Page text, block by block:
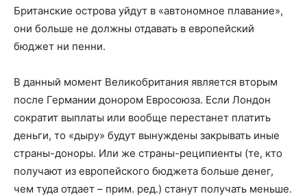
Британские острова уйдут в «автономное плавание»,
они больше не должны отдавать в европейский
бюджет ни пенни.
В данный момент Великобритания является вторым
после Германии донором Евросоюза. Если Лондон
сократит выплаты или вообще перестанет платить
деньги, то «дыру» будут вынуждены закрывать иные
страны-доноры. Или же страны-реципиенты (те, кто
получают из европейского бюджета больше денег,
чем туда отдает – прим. ред.) станут получать меньше.